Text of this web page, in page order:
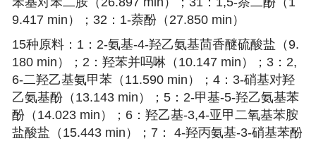
9.417 min）；32：1-萘酚（27.850 min）
15种原料：1：2-氨基-4-羟乙氨基茴香醚硫酸盐（9.
180 min）；2：羟苯并吗啉（10.147 min）；3：2,
6-二羟乙基氨甲苯（11.590 min）；4：3-硝基对羟
乙氨基酚（13.143 min）；5：2-甲基-5-羟乙氨基苯
酚（14.023 min）；6：羟乙基-3,4-亚甲二氧基苯胺
盐酸盐（15.443 min）；7： 4-羟丙氨基-3-硝基苯酚